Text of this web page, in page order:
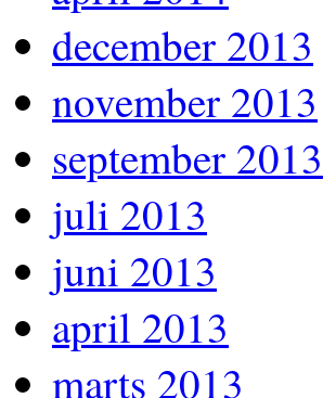
december 2013
november 2013
september 2013
juli 2013
juni 2013
april 2013
marts 2013